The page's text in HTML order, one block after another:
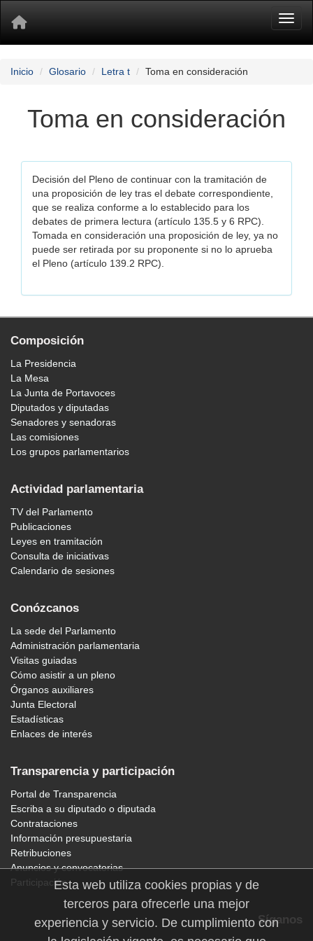
Inicio Glosario Letra t Toma en consideración
Toma en consideración
Decisión del Pleno de continuar con la tramitación de
una proposición de ley tras el debate correspondiente,
que se realiza conforme a lo establecido para los
debates de primera lectura (artículo 135.5 y 6 RPC).
Tomada en consideración una proposición de ley, ya no
puede ser retirada por su proponente si no lo aprueba
el Pleno (artículo 139.2 RPC).
Composición
La Presidencia
La Mesa
La Junta de Portavoces
Diputados y diputadas
Senadores y senadoras
Las comisiones
Los grupos parlamentarios
Actividad parlamentaria
TV del Parlamento
Publicaciones
Leyes en tramitación
Consulta de iniciativas
Calendario de sesiones
Conózcanos
La sede del Parlamento
Administración parlamentaria
Visitas guiadas
Cómo asistir a un pleno
Órganos auxiliares
Junta Electoral
Estadísticas
Enlaces de interés
Transparencia y participación
Portal de Transparencia
Escriba a su diputado o diputada
Contrataciones
Información presupuestaria
Retribuciones
Anuncios y convocatorias
Participación
Síganos
Esta web utiliza cookies propias y de
terceros para ofrecerle una mejor
experiencia y servicio. De cumplimiento con